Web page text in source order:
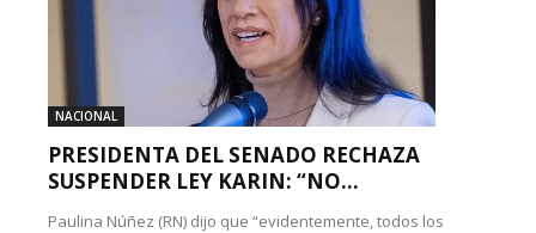
NACIONAL
PRESIDENTA DEL SENADO RECHAZA
SUSPENDER LEY KARIN: “NO...
Paulina Núñez (RN) dijo que “evidentemente, todos los